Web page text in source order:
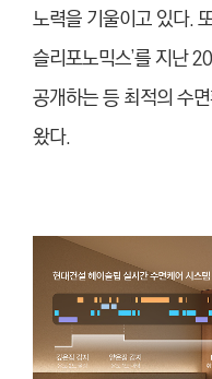
노력을 기울이고 있다.
슬리포노믹스’를 지난
공개하는 등 최적의 수
왔다.